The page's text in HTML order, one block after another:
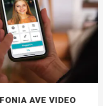
AVE VIDEO